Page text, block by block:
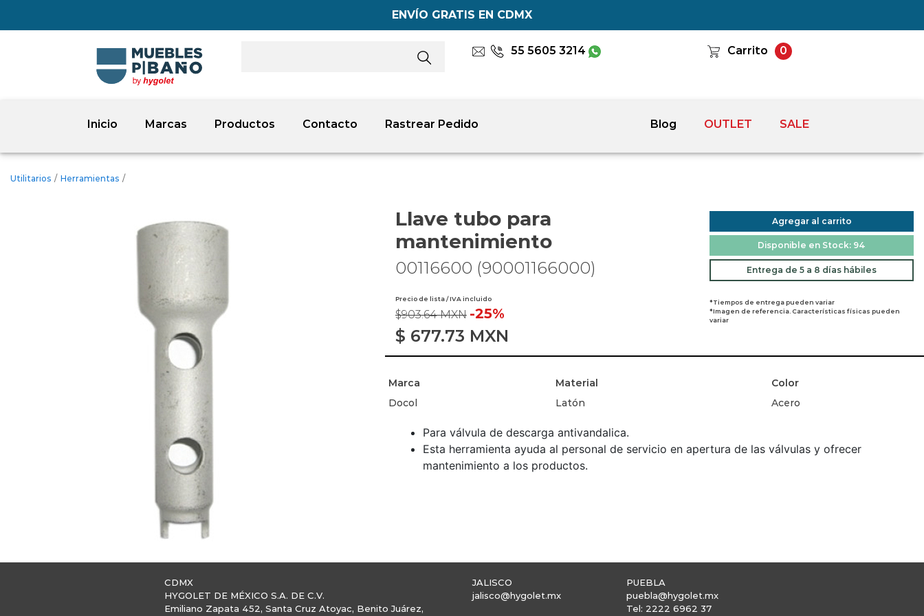
ENVÍO GRATIS EN CDMX
55 5605 3214 Carrito 0
Inicio Marcas Productos Contacto Rastrear Pedido Blog OUTLET SALE
Utilitarios / Herramientas /
Llave tubo para
mantenimiento
00116600 (90001166000)
Precio de lista / IVA incluido
$903.64 MXN -25%
$ 677.73 MXN
Agregar al carrito
Disponible en Stock: 94
Entrega de 5 a 8 días hábiles
*Tiempos de entrega pueden variar
*Imagen de referencia. Características físicas pueden
variar
Marca Material
Color
Docol
Latón Acero
Para válvula de descarga antivandalica.
Esta herramienta ayuda al personal de servicio en apertura de las válvulas y ofrecer
mantenimiento a los productos.
CDMX
HYGOLET DE MÉXICO S.A. DE C.V.
Emiliano Zapata 452, Santa Cruz Atoyac, Benito Juárez,
JALISCO
jalisco@hygolet.mx
PUEBLA
puebla@hygolet.mx
Tel: 2222 6962 37